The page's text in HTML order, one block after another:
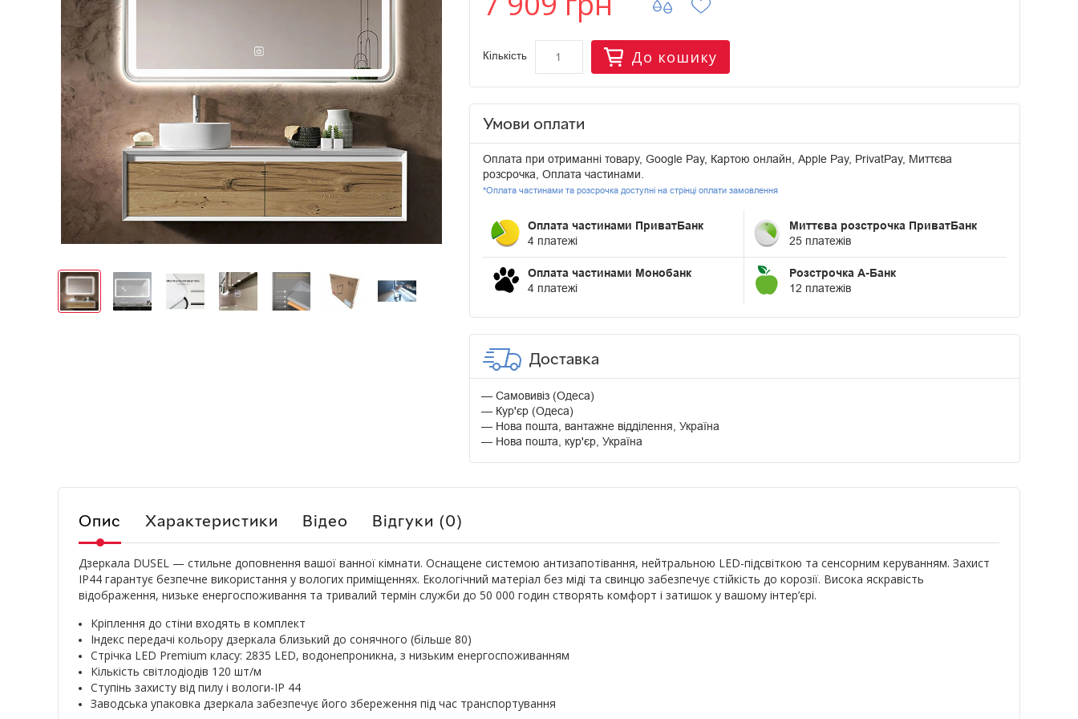
Кількість До кошику
Умови оплати
Оплата при отриманні товару, Google Pay, Картою онлайн, Apple Pay, PrivatPay, Миттєва
розсрочка, Оплата частинами.
*Оплата частинами та розсрочка доступні на стрінці оплати замовлення
Оплата частинами ПриватБанк
4 платежі
Миттєва розстрочка ПриватБанк
25 платежів
Оплата частинами Монобанк
4 платежі
Розстрочка А-Банк
12 платежів
Доставка
Самовивіз (Одеса)
Кур'єр (Одеса)
Нова пошта, вантажне відділення, Україна
Нова пошта, кур'єр, Україна
Опис Характеристики Відео Відгуки (0)
Дзеркала DUSEL — стильне доповнення вашої ванної кімнати. Оснащене системою антизапотівання, нейтральною LED-підсвіткою та сенсорним керуванням. Захист
IP44 гарантує безпечне використання у вологих приміщеннях. Екологічний матеріал без міді та свинцю забезпечує стійкість до корозії. Висока яскравість
відображення, низьке енергоспоживання та тривалий термін служби до 50 000 годин створять комфорт і затишок у вашому інтер’єрі.
Кріплення до стіни входять в комплект
Індекс передачі кольору дзеркала близький до сонячного (більше 80)
Стрічка LED Premium класу: 2835 LED, водонепроникна, з низьким енергоспоживанням
Кількість світлодіодів 120 шт/м
Ступінь захисту від пилу і вологи-IP 44
Заводська упаковка дзеркала забезпечує його збереження під час транспортування